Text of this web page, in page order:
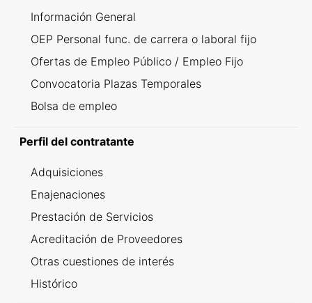
Información General
OEP Personal func. de carrera o laboral fijo
Ofertas de Empleo Público / Empleo Fijo
Convocatoria Plazas Temporales
Bolsa de empleo
Perfil del contratante
Adquisiciones
Enajenaciones
Prestación de Servicios
Acreditación de Proveedores
Otras cuestiones de interés
Histórico